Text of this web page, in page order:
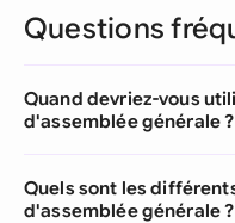
Questions
Quand devriez-vous
d'assemblée générale ?
Quels sont les
d'assemblée générale ?